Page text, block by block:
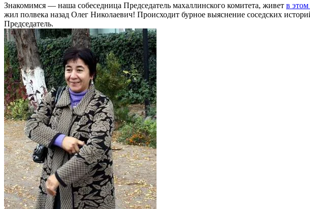
Знакомимся — наша собеседница Председатель махаллинского комитета, живет в
жил полвека назад Олег Николаевич! Происходит бурное выяснение соседских
Председатель.